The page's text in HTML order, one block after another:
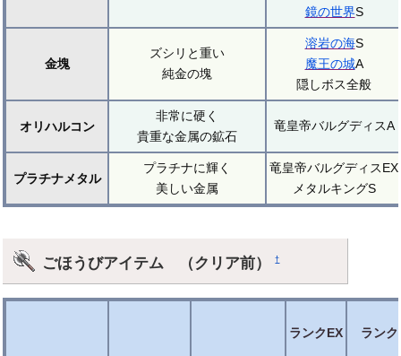
鏡の世界S
金塊
ズシリと重い
純金の塊
溶岩の海S
魔王の城A
隠しボス全般
オリハルコン
非常に硬く
貴重な金属の鉱石
竜皇帝バルグディスA
プラチナメタル
プラチナに輝く
美しい金属
竜皇帝バルグディスEX
メタルキングS
ごほうびアイテム （クリア前）†
ランクEX ランク